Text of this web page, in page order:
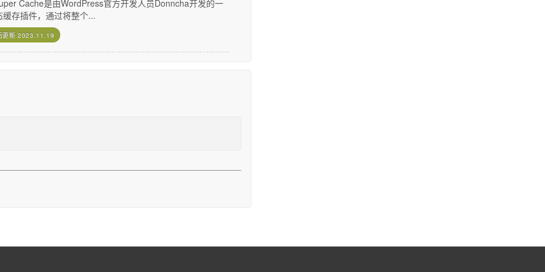
Cache是由WordPress官方开发人员Donncha开发的一
缓存插件，通过将整个...
更新2023.11.19